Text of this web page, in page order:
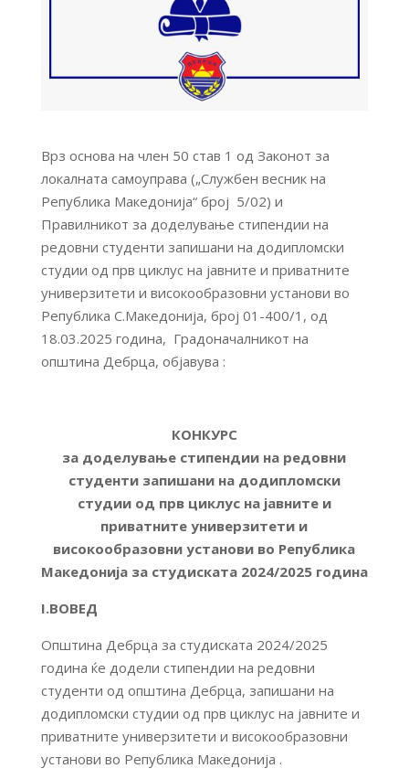
Врз основа на член 50 став 1 од Законот за
локалната самоуправа („Службен весник на
Република Македонија“ број 5/02) и
Правилникот за доделување стипендии на
редовни студенти запишани на додипломски
студии од прв циклус на јавните и приватните
универзитети и високообразовни установи во
Република С.Македонија, број 01-400/1, од
18.03.2025 година, Градоначалникот на
општина Дебрца, објавува :
КОНКУРС
за доделување стипендии на редовни
студенти запишани на додипломски
студии од прв циклус на јавните и
приватните универзитети и
високообразовни установи во Република
Македонија за студиската 2024/2025година
I.ВОВЕД
Општина Дебрца за студиската 2024/2025
година ќе додели стипендии на редовни
студенти од општина Дебрца, запишани на
додипломски студии од прв циклус на јавните и
приватните универзитети и високообразовни
установи во Република Македонија .